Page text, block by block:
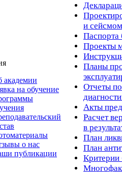
академии
на обучение
о нас
публикации
и
Паспорта
Проекты
Планы
Отчеты по
Акты
Расчет
в
План
План
Критерии